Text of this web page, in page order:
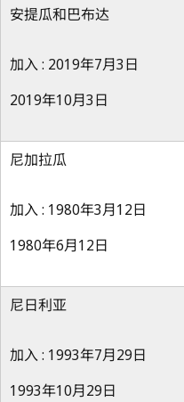
安提瓜和巴布达
加入 : 2019年7月3日
2019年10月3日
尼加拉瓜
加入 : 1980年3月12日
1980年6月12日
尼日利亚
加入 : 1993年7月29日
1993年10月29日